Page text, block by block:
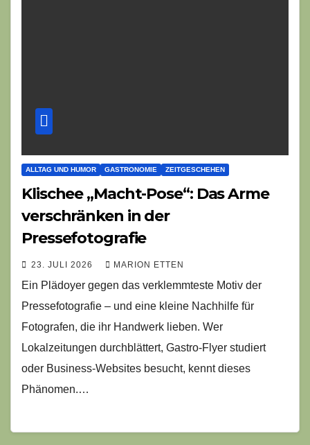
ALLTAG UND HUMOR GASTRONOMIE ZEITGESCHEHEN
Klischee „Macht-Pose“: Das Arme
verschränken in der
Pressefotografie
23. JULI 2026 MARION ETTEN
Ein Plädoyer gegen das verklemmteste Motiv der
Pressefotografie – und eine kleine Nachhilfe für
Fotografen, die ihr Handwerk lieben. Wer
Lokalzeitungen durchblättert, Gastro-Flyer studiert
oder Business-Websites besucht, kennt dieses
Phänomen.…